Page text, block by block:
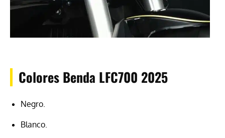
Colores Benda LFC700 2025
Negro.
Blanco.